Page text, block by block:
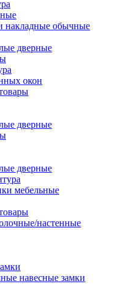
накладные обычные
дверные
окон
дверные
дверные
мебельные
настенные
навесные замки